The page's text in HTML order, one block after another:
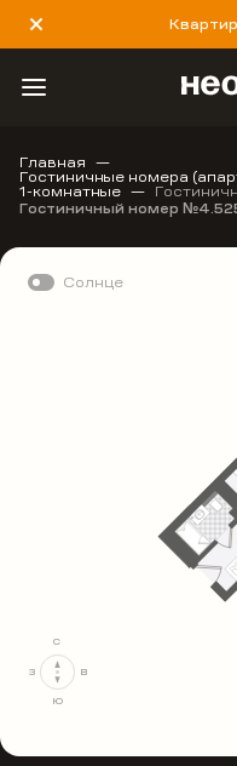
8
Главная
Гостиничные номера
1-комнатные
Гостиничный номер
Солнце
С
В
Ю
З